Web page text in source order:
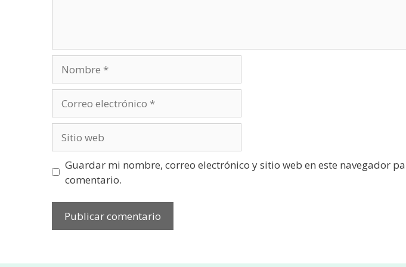
electrónico
web
Guardar mi nombre, correo electrónico y sitio web en este navegador
comentario.